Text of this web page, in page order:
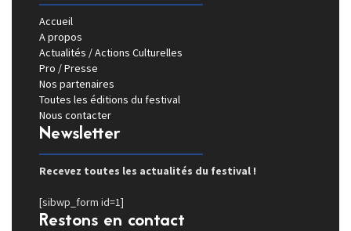
Accueil
A propos
Actualités / Actions Culturelles
Pro / Presse
Nos partenaires
Toutes les éditions du festival
Nous contacter
Newsletter
Recevez toutes les actualités du festival !
[sibwp_form id=1]
Restons en contact